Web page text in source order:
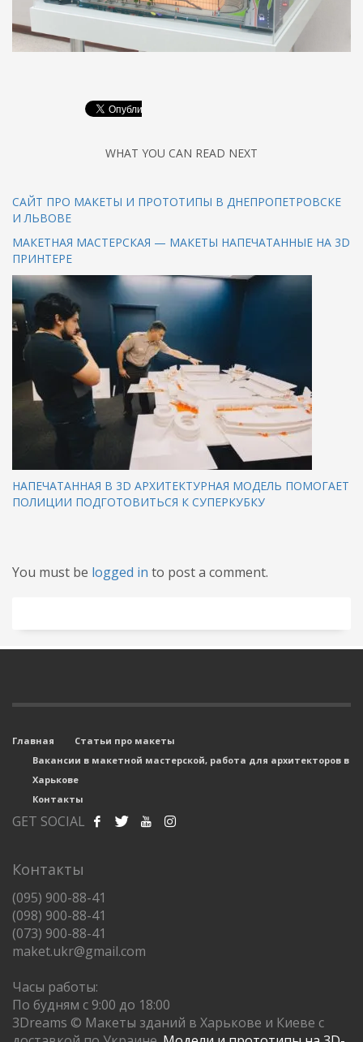
WHAT YOU CAN READ NEXT
САЙТ ПРО МАКЕТЫ И ПРОТОТИПЫ В ДНЕПРОПЕТРОВСКЕ
И ЛЬВОВЕ
МАКЕТНАЯ МАСТЕРСКАЯ — МАКЕТЫ НАПЕЧАТАННЫЕ НА 3D
ПРИНТЕРЕ
НАПЕЧАТАННАЯ В 3D АРХИТЕКТУРНАЯ МОДЕЛЬ ПОМОГАЕТ
ПОЛИЦИИ ПОДГОТОВИТЬСЯ К СУПЕРКУБКУ
You must be logged in to post a comment.
Главная
Статьи про макеты
Вакансии в макетной мастерской, работа для архитекторов в
Харькове
Контакты
GET SOCIAL
Контакты
(095) 900-88-41
(098) 900-88-41
(073) 900-88-41
maket.ukr@gmail.com
Часы работы:
По будням с 9:00 до 18:00
3Dreams © Макеты зданий в Харькове и Киеве с